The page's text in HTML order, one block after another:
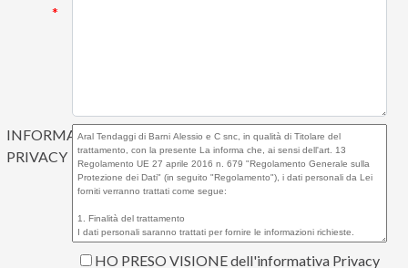
*
INFORMATIVA
PRIVACY
HO PRESO VISIONE dell'informativa Privacy